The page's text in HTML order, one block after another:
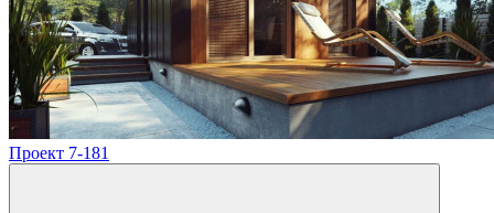
Проект 7-181